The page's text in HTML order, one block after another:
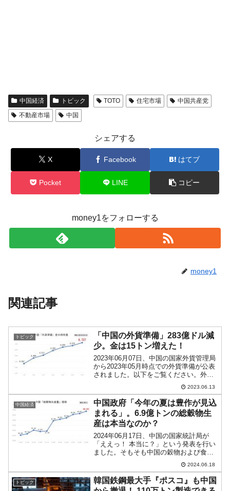
中国経済 トピック TOTO 住宅市場
中国共産党
不動産市場
中国
シェアする
X Facebook はてブ
Pocket LINE コピー
money1をフォローする
money1
関連記事
トピック
「中国の外貨準備」283億ドル減
少。金は15トン増えた！
2023年06月07日、中国の国家外貨管理局
から2023年05月時点での外貨準備が公表
されました。以下をご覧ください。外汇
储备……3兆1,765.08億ドル(Foreign
currency reserves)対前月比：-282.58億ド
ル...
2023.06.13
中国経済
中国政府「今年の夏は豊作が見込
まれる」。6.9億トンの総穀物生
産は本当なのか？
2024年06月17日、中国の国家統計局が
「ええっ！ 本当に？」という発表を行い
ました。そもそも中国の穀物および食料
生産が、本当に中国当局の発表どおりな
のかには疑問が持たれています。Money1
でもご紹介したことがありますが、中国
当局は「総...
2024.06.18
トピック
韓国鉄鋼最大手『ポスコ』も中国